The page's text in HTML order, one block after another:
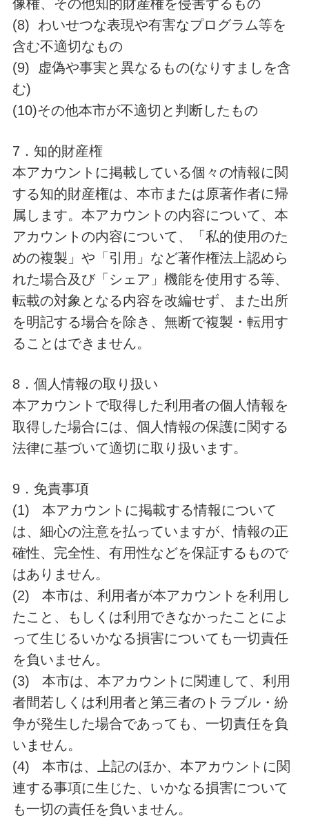
像権、その他知的財産権を侵害するもの
(8) わいせつな表現や有害なプログラム等を
含む不適切なもの
(9) 虚偽や事実と異なるもの(なりすましを含
む)
(10)その他本市が不適切と判断したもの
7．知的財産権
本アカウントに掲載している個々の情報に関
する知的財産権は、本市または原著作者に帰
属します。本アカウントの内容について、本
アカウントの内容について、「私的使用のた
めの複製」や「引用」など著作権法上認めら
れた場合及び「シェア」機能を使用する等、
転載の対象となる内容を改編せず、また出所
を明記する場合を除き、無断で複製・転用す
ることはできません。
8．個人情報の取り扱い
本アカウントで取得した利用者の個人情報を
取得した場合には、個人情報の保護に関する
法律に基づいて適切に取り扱います。
9．免責事項
(1) 本アカウントに掲載する情報について
は、細心の注意を払っていますが、情報の正
確性、完全性、有用性などを保証するもので
はありません。
(2) 本市は、利用者が本アカウントを利用し
たこと、もしくは利用できなかったことによ
って生じるいかなる損害についても一切責任
を負いません。
(3) 本市は、本アカウントに関連して、利用
者間若しくは利用者と第三者のトラブル・紛
争が発生した場合であっても、一切責任を負
いません。
(4) 本市は、上記のほか、本アカウントに関
連する事項に生じた、いかなる損害について
も一切の責任を負いません。